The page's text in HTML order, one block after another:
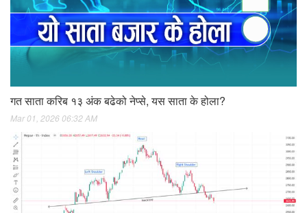
गत साता करिब १३ अंक बढेको नेप्से, यस साता के होला?
Mar 01, 2026 06:32 AM